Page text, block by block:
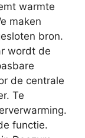
warmte
maken
bron.
wordt de
de centrale
Te
functie.